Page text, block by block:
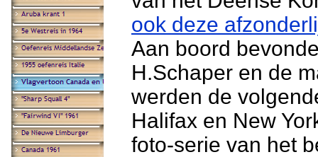
ook deze
Aan boord
H.Schaper en de
werden de
Halifax en New
foto-serie van het